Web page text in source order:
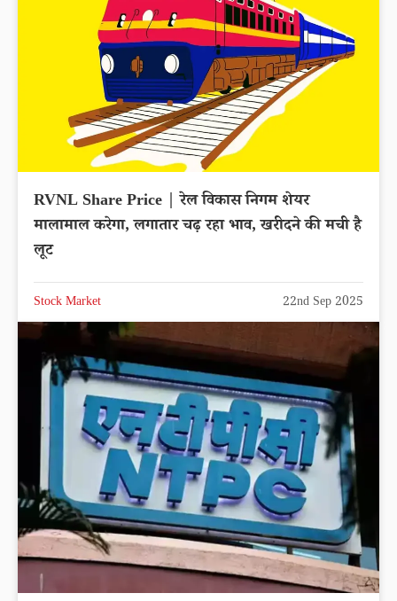
RVNL Share Price | रेल विकास निगम शेयर
मालामाल करेगा, लगातार चढ़ रहा भाव, खरीदने की मची है
लूट
Stock Market 22nd Sep 2025